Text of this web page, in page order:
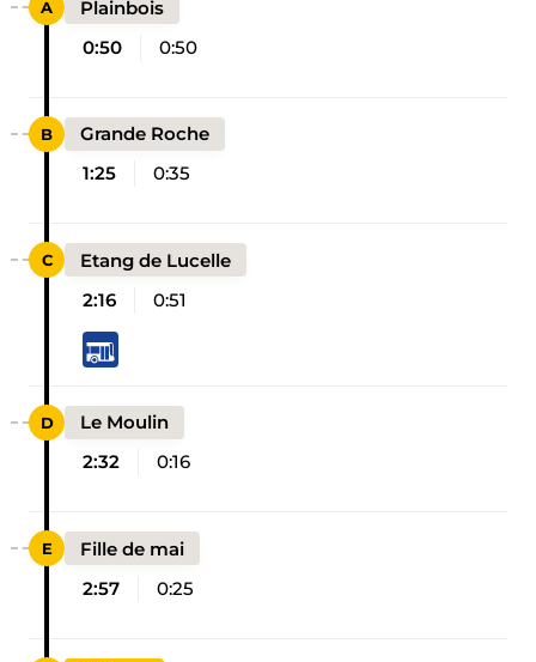
Plainbois
0:50
0:50
Grande Roche
1:25
0:35
Etang de Lucelle
2:16
0:51
Le Moulin
2:32
0:16
Fille de mai
2:57
0:25